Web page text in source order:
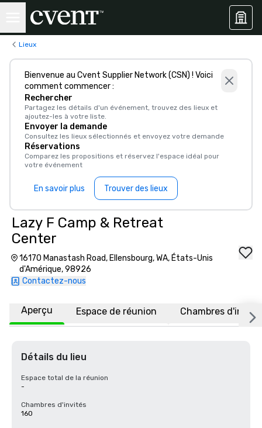
Lieux
Bienvenue au Cvent Supplier Network (CSN) ! Voici
comment commencer :
Rechercher
Partagez les détails d'un événement, trouvez des lieux et
ajoutez-les à votre liste.
Envoyer la demande
Consultez les lieux sélectionnés et envoyez votre demande
Réservations
Comparez les propositions et réservez l'espace idéal pour
votre événement
En savoir plus Trouver des lieux
Lazy F Camp & Retreat
Center
16170 Manastash Road, Ellensbourg, WA, États-Unis
d'Amérique, 98926
Contactez-nous
Aperçu Espace de réunion Chambres
Détails du lieu
Espace total de la réunion
-
Chambres d'invités
160